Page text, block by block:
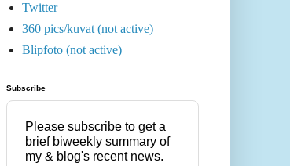
Twitter
360 pics/kuvat (not active)
Blipfoto (not active)
Subscribe
Please subscribe to get a
brief biweekly summary of
my & blog's recent news.